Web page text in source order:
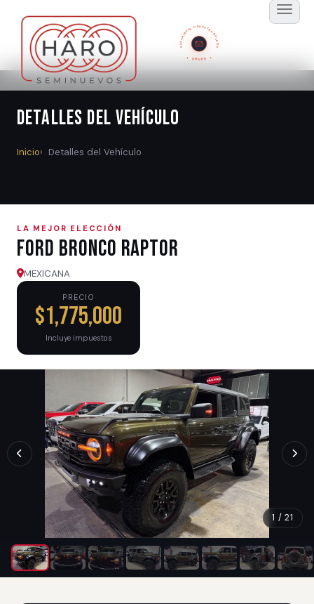
SUSCRÍBETE A NUESTRO BOLETÍN
GRATIS
Detalles del Vehículo
Inicio Detalles del Vehículo
LA MEJOR ELECCIÓN
Ford BRONCO RAPTOR
MEXICANA
PRECIO
$1,775,000
Incluye impuestos
1 / 21